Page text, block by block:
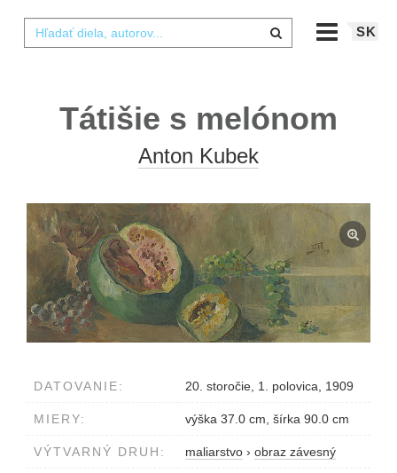
SK
Tátišie s melónom
Anton Kubek
DATOVANIE: 20. storočie, 1. polovica, 1909
MIERY: výška 37.0 cm, šírka 90.0 cm
VÝTVARNÝ DRUH: maliarstvo › obraz závesný